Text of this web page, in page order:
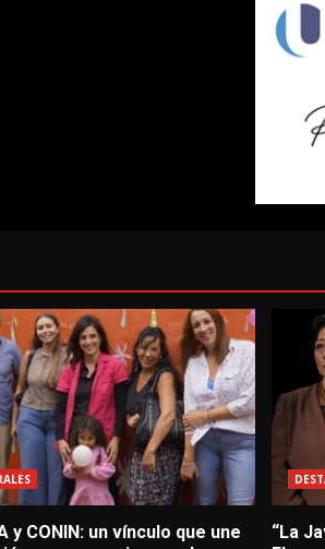
y CONIN: un vínculo que une
“La